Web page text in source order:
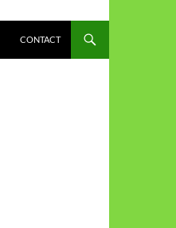
CONTACT